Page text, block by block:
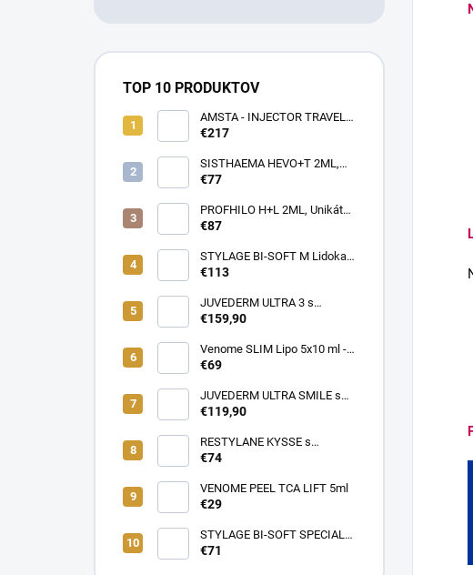
TOP 10 PRODUKTOV
AMSTA - INJECTOR TRAVEL
BAG - LIMITOVANÁ EDÍCIA -
pre lekárov estetickej
medicíny v pohybe (rôzne
€217
SISTHAEMA HEVO+T 2ML,
70mg/2ml = 50mg/HA + 20mg
Dermálna Regenerácia,
SKUTOČNÉ OMLADENIE,
Patentované zloženie
(VENOME)
€77
PROFHILO H+L 2ML, Unikátny
REMODELAČNÝ produkt pre
napnutie a lifting pokožky, až
64mg kyseliny Hyalurónovej
€87
STYLAGE BI-SOFT M Lidokaín
2x1ml s Mannitolom s
EŠTE LEPŠIE výsledky!
€113
JUVEDERM ULTRA 3 s
Lidokaínom (2x1ml)
€159,90
Venome SLIM Lipo 5x10 ml -
Pomáha v boji proti tukovým
odstrániť
€69
JUVEDERM ULTRA SMILE s
Lidokaínom (2x0,55ml)
€119,90
RESTYLANE KYSSE s
lidokaínom (1x1ml)
€74
VENOME PEEL TCA LIFT 5ml
€29
STYLAGE BI-SOFT SPECIAL
LIPS Lidokaín 1ml s
€71